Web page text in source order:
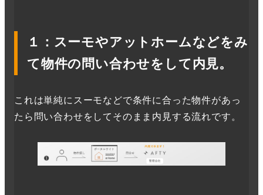
１：スーモやアットホームなどをみ
て物件の問い合わせをして内見。
これは単純にスーモなどで条件に合った物件があっ
たら問い合わせをしてそのまま内見する流れです。